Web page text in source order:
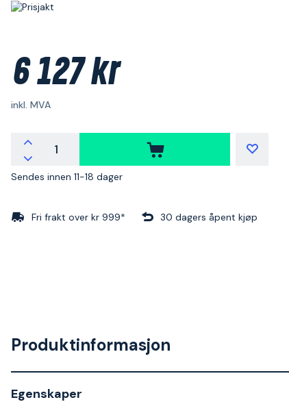
6 127 kr
inkl. MVA
Sendes innen 11-18 dager
Fri frakt over kr 999* 30 dagers åpent kjøp
Produktinformasjon
Egenskaper